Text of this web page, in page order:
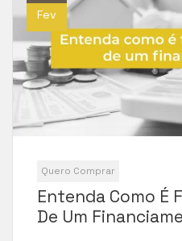
Fev
Quero Comprar
Entenda Como É
De Um